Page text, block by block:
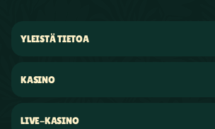
YLEISTÄ TIETOA
KASINO
LIVE-KASINO